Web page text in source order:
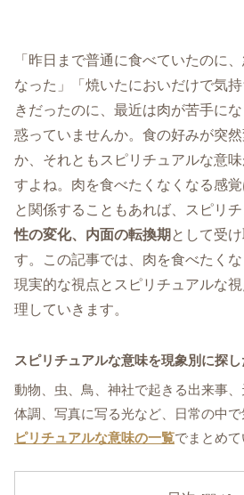
「昨日まで普通に食べていたのに
なった」「焼いたにおいだけで気
きだったのに、最近は肉が苦手に
惑っていませんか。食の好みが突
か、それともスピリチュアルな意
すよね。肉を食べたくなくなる感
と関係することもあれば、スピリ
性の変化、内面の転換期 として受
す。この記事では、肉を食べたくな
現実的な視点とスピリチュアルな
理していきます。
スピリチュアルな意味を現象別に探
動物、虫、鳥、神社で起きる出来事、
体調、写真に写る光など、日常の中で
ピリチュアルな意味の一覧でまとめて